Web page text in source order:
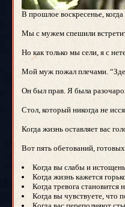
В прошлое воскресенье,
Мы с мужем спешили
Но как только мы сели, я с
Мой муж пожал плечами.
Он был прав. Я была
Стол, который никогда не
Когда жизнь оставляет вас
Вот пять обетований,
Когда вы слабы и
Когда жизнь кажется
Когда тревога
Когда вы чувствуете, что